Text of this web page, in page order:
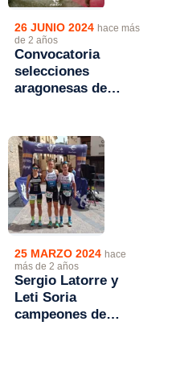
26 JUNIO 2024 hace más
de 2 años
Convocatoria
selecciones
aragonesas de
España de
Autonomías 2024
25 MARZO 2024 hace
más de 2 años
Sergio Latorre y
Leti Soria
campeones de